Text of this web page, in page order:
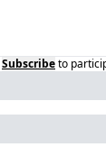
Subscribeto